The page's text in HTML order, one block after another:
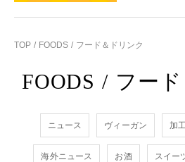
TOP FOODS フード＆ドリンク
FOODS/ フー
ニュース ヴィーガン 加
海外ニュース お酒 スイー